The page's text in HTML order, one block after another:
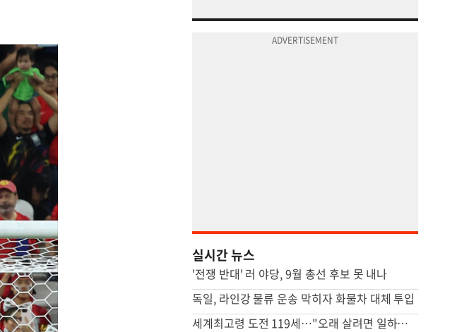
실시간 뉴스
'전쟁 반대' 러 야당, 9월 총선 후보 못 내나
독일, 라인강 물류 운송 막히자 화물차 대체 투입
세계최고령 도전 119세…"오래 살려면 일하고 건강하게 먹어라"